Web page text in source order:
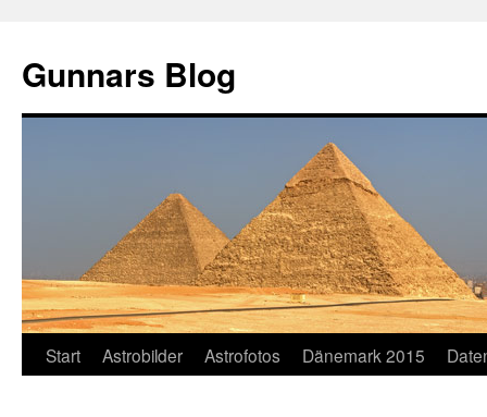
Gunnars Blog
Zum
Start Astrobilder Astrofotos Dänemark 2015